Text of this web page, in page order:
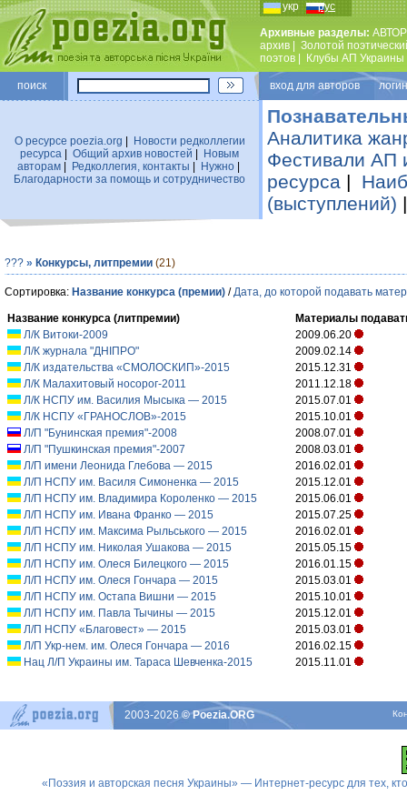
укр рус
Архивные разделы:
архив
Золотой
поэтов
Клубы АП Украины
поиск вход для авторов
О ресурсе poezia.org
Новости редколлегии
ресурса
Общий архив новостей
Новым
авторам| Редколлегия, контакты Нужно|
Благодарности за помощь и сотрудничество
Аналитика
Фестивали АП
ресурса |
(выступлений)
??? » Конкурсы, литпремии (21)
Сортировка: Название конкурса (премии) /Дата, до которой подавать
Название конкурса (литпремии)
Материалы
Л/К Витоки-2009
2009.06.20
Л/К журнала "ДНІПРО"
2009.02.14
Л/К издательства «СМОЛОСКИП»-2015
2015.12.31
Л/К Малахитовый носорог-2011
2011.12.18
Л/К НСПУ им. Василия Мысыка — 2015
2015.07.01
Л/К НСПУ «ГРАНОСЛОВ»-2015
2015.10.01
Л/П "Бунинская премия"-2008
2008.07.01
Л/П "Пушкинская премия"-2007
2008.03.01
Л/П имени Леонида Глебова — 2015
2016.02.01
Л/П НСПУ им. Василя Симоненка — 2015
2015.12.01
Л/П НСПУ им. Владимира Короленко — 2015
2015.06.01
Л/П НСПУ им. Ивана Франко — 2015
2015.07.25
Л/П НСПУ им. Максима Рыльського — 2015
2016.02.01
Л/П НСПУ им. Николая Ушакова — 2015
2015.05.15
Л/П НСПУ им. Олеся Билецкого — 2015
2016.01.15
Л/П НСПУ им. Олеся Гончара — 2015
2015.03.01
Л/П НСПУ им. Остапа Вишни — 2015
2015.10.01
Л/П НСПУ им. Павла Тычины — 2015
2015.12.01
Л/П НСПУ «Благовест» — 2015
2015.03.01
Л/П Укр-нем. им. Олеся Гончара — 2016
2016.02.15
Нац Л/П Украины им. Тараса Шевченка-2015
2015.11.01
2003-2026© Poezia.ORG
«Поэзия и авторская песня Украины» — Интернет-ресурс для тех,